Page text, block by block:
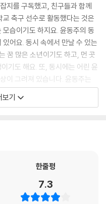
지를 구독했고, 친구들과 함께
축구 선수로 활동했다는 것은
습이기도 하지요. 윤동주의 동
어요. 동시 속에서 만날 수 있는
꿈 많은 소년이기도 하고, 먼 곳
기도 해요. 또, 동시에는 어린 윤
이 그려져 있습니다. 윤동주는
내리는 눈을 보며, 파란 바다를
본 세상을, 우리는 윤동주의 동
보기
한줄평
7.3